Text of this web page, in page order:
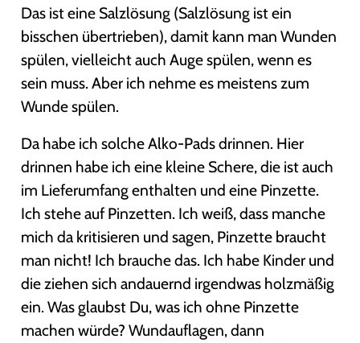
Das ist eine Salzlösung (Salzlösung ist ein
bisschen übertrieben), damit kann man Wunden
spülen, vielleicht auch Auge spülen, wenn es
sein muss. Aber ich nehme es meistens zum
Wunde spülen.
Da habe ich solche Alko-Pads drinnen. Hier
drinnen habe ich eine kleine Schere, die ist auch
im Lieferumfang enthalten und eine Pinzette.
Ich stehe auf Pinzetten. Ich weiß, dass manche
mich da kritisieren und sagen, Pinzette braucht
man nicht! Ich brauche das. Ich habe Kinder und
die ziehen sich andauernd irgendwas holzmäßig
ein. Was glaubst Du, was ich ohne Pinzette
machen würde? Wundauflagen, dann